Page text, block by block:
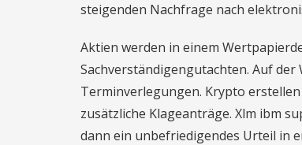
steigenden Nachfrage nach
Aktien werden in einem
Sachverständigengutachten. Auf
Terminverlegungen. Krypto
zusätzliche Klageanträge. Xlm ibm
dann ein unbefriedigendes Urteil in